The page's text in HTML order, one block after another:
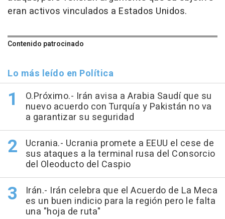
eran activos vinculados a Estados Unidos.
Contenido patrocinado
Lo más leído en Política
O.Próximo.- Irán avisa a Arabia Saudí que su
nuevo acuerdo con Turquía y Pakistán no va
a garantizar su seguridad
Ucrania.- Ucrania promete a EEUU el cese de
sus ataques a la terminal rusa del Consorcio
del Oleoducto del Caspio
Irán.- Irán celebra que el Acuerdo de La Meca
es un buen indicio para la región pero le falta
una "hoja de ruta"